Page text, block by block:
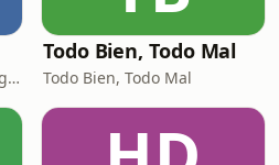
Daniel Antonio López Lunagómez
Todo Bien, Todo Mal
Todo Bien, Todo Mal